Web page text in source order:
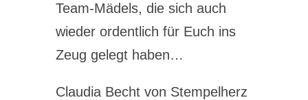
Team-Mädels, die sich auch
wieder ordentlich für Euch ins
Zeug gelegt haben…
Claudia Becht von Stempelherz